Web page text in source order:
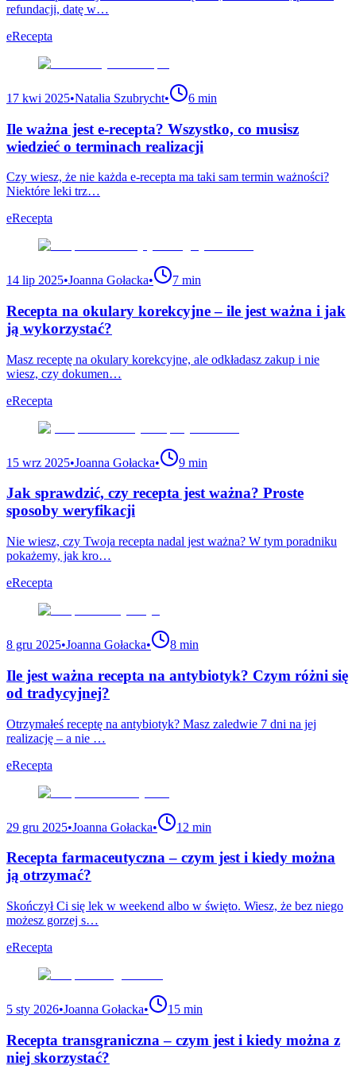
refundacji, datę w…
eRecepta
17 kwi 2025•Natalia Szubrycht• 6 min
Ile ważna jest e-recepta? Wszystko, co musisz
wiedzieć o terminach realizacji
Czy wiesz, że nie każda e-recepta ma taki sam termin ważności?
Niektóre leki trz…
eRecepta
14 lip 2025•Joanna Gołacka• 7 min
Recepta na okulary korekcyjne – ile jest ważna i jak
ją wykorzystać?
Masz receptę na okulary korekcyjne, ale odkładasz zakup i nie
wiesz, czy dokumen…
eRecepta
15 wrz 2025•Joanna Gołacka• 9 min
Jak sprawdzić, czy recepta jest ważna? Proste
sposoby weryfikacji
Nie wiesz, czy Twoja recepta nadal jest ważna? W tym poradniku
pokażemy, jak kro…
eRecepta
8 gru 2025•Joanna Gołacka• 8 min
Ile jest ważna recepta na antybiotyk? Czym różni się
od tradycyjnej?
Otrzymałeś receptę na antybiotyk? Masz zaledwie 7 dni na jej
realizację – a nie …
eRecepta
29 gru 2025•Joanna Gołacka• 12 min
Recepta farmaceutyczna – czym jest i kiedy można
ją otrzymać?
Skończył Ci się lek w weekend albo w święto. Wiesz, że bez niego
możesz gorzej s…
eRecepta
5 sty 2026•Joanna Gołacka• 15 min
Recepta transgraniczna – czym jest i kiedy można z
niej skorzystać?